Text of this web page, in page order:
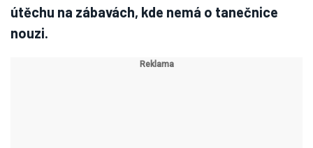
útěchu na zábavách, kde nemá o tanečnice
nouzi.